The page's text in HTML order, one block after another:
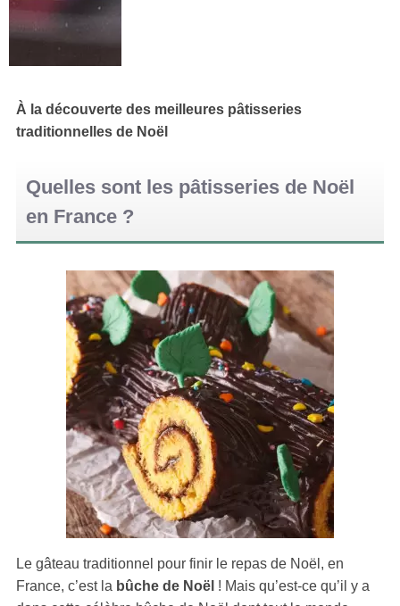
À la découverte des meilleures pâtisseries
traditionnelles de Noël
Quelles sont les pâtisseries de Noël
en France ?
Le gâteau traditionnel pour finir le repas de Noël, en
France, c’est la bûche de Noël ! Mais qu’est-ce qu’il y a